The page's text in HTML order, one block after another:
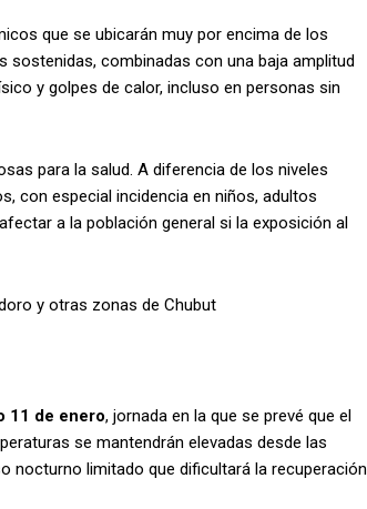
que se ubicarán muy por encima de los
combinadas con una baja amplitud
y golpes de calor, incluso en personas sin
para la salud. A diferencia de los niveles
con especial incidencia en niños, adultos
a la población general si la exposición al
y otras zonas de Chubut
11 de enero, jornada en la que se prevé que el
se mantendrán elevadas desde las
nocturno limitado que dificultará la recuperación